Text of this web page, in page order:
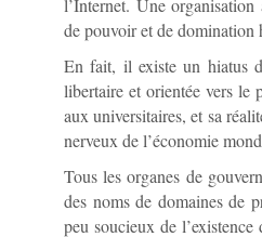
l’Internet. Une
de pouvoir et de domination
En fait, il existe un hiatus
libertaire et orientée vers le
aux universitaires, et sa
nerveux de l’économie
Tous les organes de
des noms de domaines de
peu soucieux de